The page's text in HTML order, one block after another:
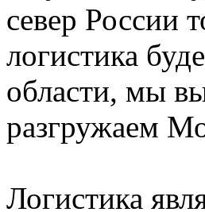
север России
логистика
области, мы
разгружаем
Логистика